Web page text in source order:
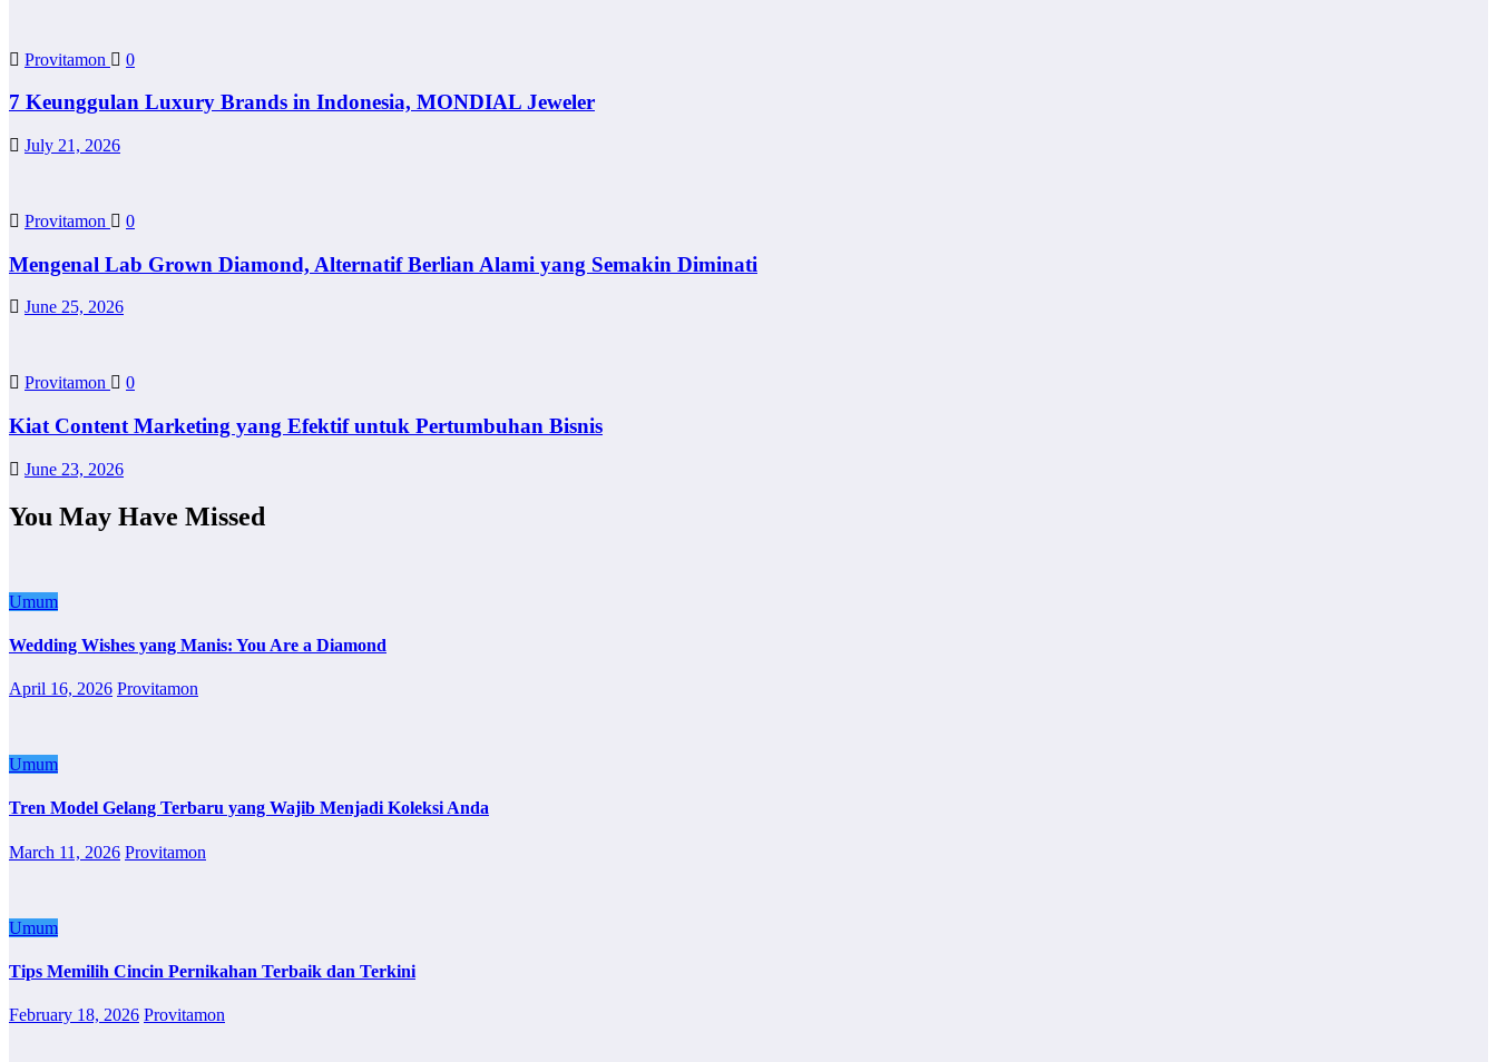
Provitamon 0
7 Keunggulan Luxury Brands in Indonesia, MONDIAL Jeweler
July 21, 2026
Provitamon 0
Mengenal Lab Grown Diamond, Alternatif Berlian Alami yang Semakin Diminati
June 25, 2026
Provitamon 0
Kiat Content Marketing yang Efektif untuk Pertumbuhan Bisnis
June 23, 2026
You May Have Missed
Umum
Wedding Wishes yang Manis: You Are a Diamond
April 16, 2026 Provitamon
Umum
Tren Model Gelang Terbaru yang Wajib Menjadi Koleksi Anda
March 11, 2026 Provitamon
Umum
Tips Memilih Cincin Pernikahan Terbaik dan Terkini
February 18, 2026 Provitamon